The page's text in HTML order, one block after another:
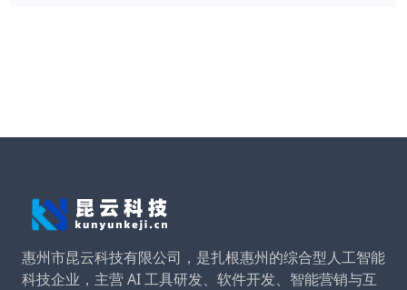
惠州市昆云科技有限公司，是扎根惠州的综合型人工智能
科技企业，主营 AI 工具研发、软件开发、智能营销与互